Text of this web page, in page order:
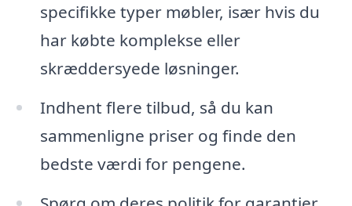
specifikke typer møbler, især hvis du
har købte komplekse eller
skræddersyede løsninger.
Indhent flere tilbud, så du kan
sammenligne priser og finde den
bedste værdi for pengene.